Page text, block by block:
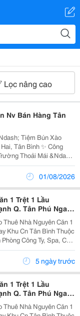
Lọc nâng cao
Nv Bán Hàng Tân
Tiệm Bún Xào
Thoải Mái &Ndash;
✨ Quán Chỉ
Ngồi Tại Quán.
01/08/2026
1 Trệt 1 Lầu
Q. Tân Phú Ngay
Tân Phú
Thuê Nhà Nguyên Căn 1
Khu Cn Tân Bình Thuộc
Công Ty, Spa, Cửa
Online Các Mặt Hàng
Đường Rộng...5 ngày trước
1 Trệt 1 Lầu
Q. Tân Phú Ngay
Tân Phú
Thuê Nhà Nguyên Căn 1